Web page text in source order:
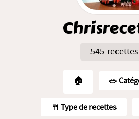
545 recettes
🏠 🥗️
🍴 Type de recettes